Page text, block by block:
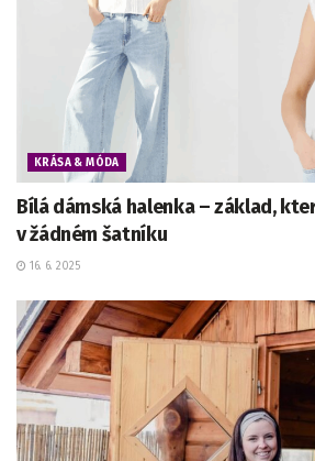
KRÁSA & MÓDA
Bílá dámská halenka – základ,
v žádném šatníku
16. 6. 2025